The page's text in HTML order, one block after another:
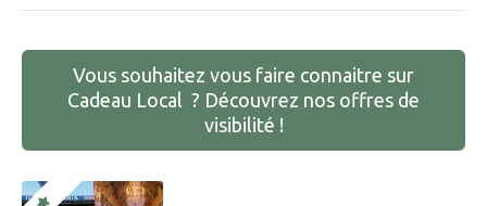
Vous souhaitez vous faire connaitre sur
Cadeau Local ? Découvrez nos offres de
visibilité !